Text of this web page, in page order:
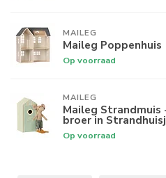
MAILEG
Maileg Poppenhuis
Op voorraad
MAILEG
Maileg Strandmuis
broer in
Op voorraad